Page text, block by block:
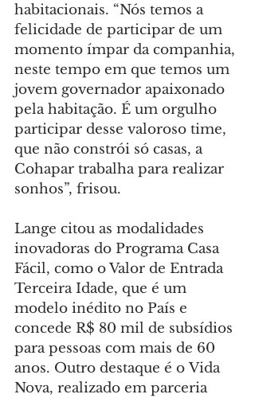
habitacionais. “Nós temos a
felicidade de participar de um
momento ímpar da companhia,
neste tempo em que temos um
jovem governador apaixonado
pela habitação. É um orgulho
participar desse valoroso time,
que não constrói só casas, a
Cohapar trabalha para realizar
sonhos”, frisou.
Lange citou as modalidades
inovadoras do Programa Casa
Fácil, como o Valor de Entrada
Terceira Idade, que é um
modelo inédito no País e
concede R$ 80 mil de subsídios
para pessoas com mais de 60
anos. Outro destaque é o Vida
Nova, realizado em parceria